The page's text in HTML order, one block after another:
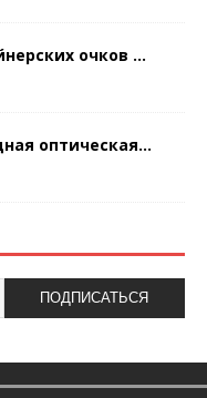
очков ...
оптическая...
ПОДПИСАТЬСЯ